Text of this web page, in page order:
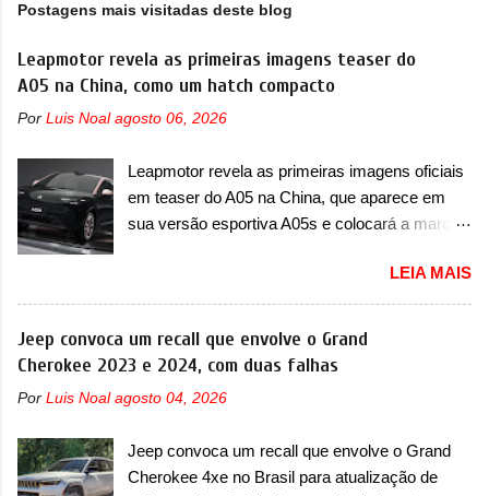
Postagens mais visitadas deste blog
Leapmotor revela as primeiras imagens teaser do
A05 na China, como um hatch compacto
Por Luis Noal agosto 06, 2026
Leapmotor revela as primeiras imagens oficiais
em teaser do A05 na China, que aparece em
sua versão esportiva A05s e colocará a marca
apresentando uma rápida expansão na China
em termos de portfólio. Apoiada pela Stellantis,
a marca confirmou a estreia de um novo
modelo compacto à sua linha. Posicionado
primeiras imagens teaser do A05, que nas
esportiva, o A05s. Previsto para ser lançado
ainda neste ano na China, o compacto elétrico
LEIA MAIS
Jeep convoca um recall que envolve o Grand
Cherokee 2023 e 2024, com duas falhas
Por Luis Noal agosto 04, 2026
Jeep convoca um recall que envolve o Grand
Cherokee 4xe no Brasil para atualização de